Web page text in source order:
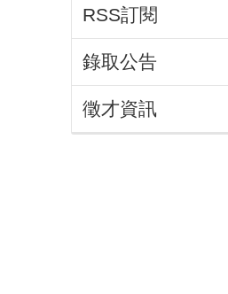
RSS訂閱
錄取公告
徵才資訊